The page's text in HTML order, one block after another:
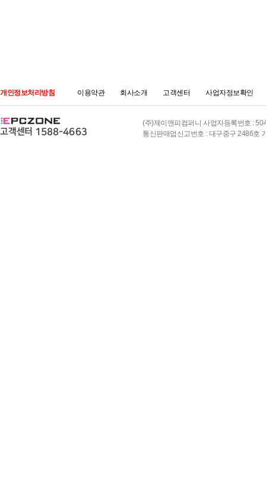
개인정보처리방침 이용약관 회사소개 고객센터 사업자정보확인
(주)제이앤피컴퍼니 사업자등록번호 :
통신판매업신고번호 : 대구중구 2486호